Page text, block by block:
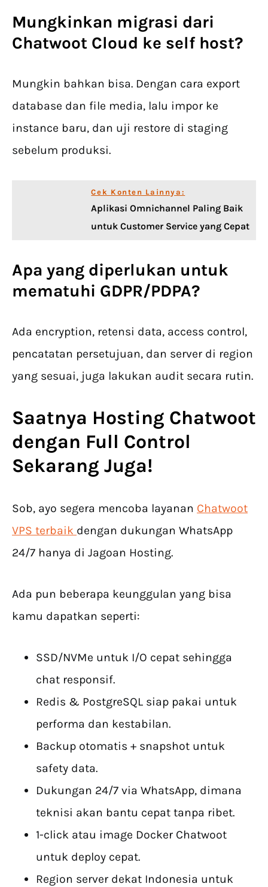
Mungkinkan migrasi dari
Chatwoot Cloud ke self host?
Mungkin bahkan bisa. Dengan cara export
database dan file media, lalu impor ke
instance baru, dan uji restore di staging
sebelum produksi.
Cek Konten Lainnya:
Aplikasi Omnichannel Paling Baik
untuk Customer Service yang Cepat
Apa yang diperlukan untuk
mematuhi GDPR/PDPA?
Ada encryption, retensi data, access control,
pencatatan persetujuan, dan server di region
yang sesuai, juga lakukan audit secara rutin.
Saatnya Hosting Chatwoot
dengan Full Control
Sekarang Juga!
Sob, ayo segera mencoba layanan Chatwoot
VPS terbaik dengan dukungan WhatsApp
24/7 hanya di Jagoan Hosting.
Ada pun beberapa keunggulan yang bisa
kamu dapatkan seperti:
SSD/NVMe untuk I/O cepat sehingga
chat responsif.
Redis & PostgreSQL siap pakai untuk
performa dan kestabilan.
Backup otomatis + snapshot untuk
safety data.
Dukungan 24/7 via WhatsApp, dimana
teknisi akan bantu cepat tanpa ribet.
1-click atau image Docker Chatwoot
untuk deploy cepat.
Region server dekat Indonesia untuk